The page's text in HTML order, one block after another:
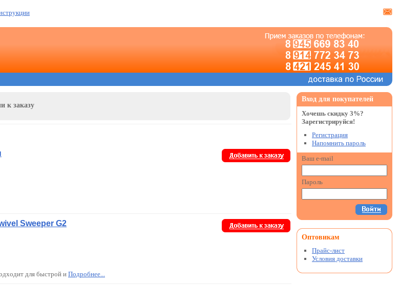
к заказу
Sweeper G2
для быстрой иПодробнее...
Вход для покупателей
Хочешь скидку 3%?
Зарегистрируйся!
Регистрация
Напомнить пароль
Ваш e-mail
Пароль
Оптовикам
Прайс-лист
Условия доставки